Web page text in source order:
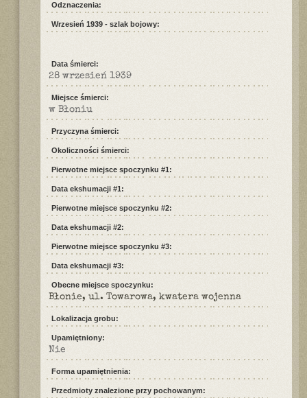
Odznaczenia:
Wrzesień 1939 - szlak bojowy:
Data śmierci:
28 wrzesień 1939
Miejsce śmierci:
w Błoniu
Przyczyna śmierci:
Okoliczności śmierci:
Pierwotne miejsce spoczynku #1:
Data ekshumacji #1:
Pierwotne miejsce spoczynku #2:
Data ekshumacji #2:
Pierwotne miejsce spoczynku #3:
Data ekshumacji #3:
Obecne miejsce spoczynku:
Błonie, ul. Towarowa, kwatera wojenna
Lokalizacja grobu:
Upamiętniony:
Nie
Forma upamiętnienia:
Przedmioty znalezione przy pochowanym: